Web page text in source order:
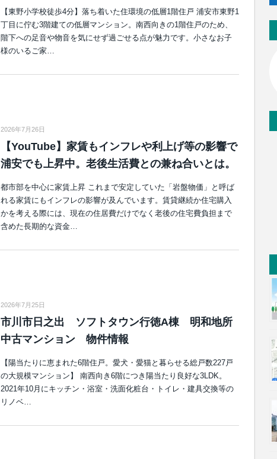
【東野小学校徒歩4分】落ち着いた住環境の低層1階住戸 浦安市東野1
丁目に佇む3階建ての低層マンション。南西向きの1階住戸のため、
階下への足音や物音を気にせず過ごせる点が魅力です。小さなお子
様のいるご家…
2026年7月26日
【YouTube】家賃もインフレや利上げ等の影響で
浦安でも上昇中。老後生活費との兼ね合いとは。
都市部を中心に家賃上昇 これまで安定していた「岩盤物価」と呼ば
れる家賃にもインフレの影響が及んでいます。賃貸継続か住宅購入
かを考える際には、現在の住居費だけでなく老後の住宅費負担まで
含めた長期的な資金…
2026年7月25日
市川市日之出 ソフトタウン行徳A棟 明和地所
中古マンション 物件情報
【陽当たりに恵まれた6階住戸。愛犬・愛猫と暮らせる総戸数227戸
の大規模マンション】 南西向き6階につき陽当たり良好な3LDK。
2021年10月にキッチン・浴室・洗面化粧台・トイレ・建具交換等の
リノベ…